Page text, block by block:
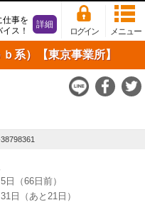
メニュー
ログイン
仕事を
ス！
詳細
系）【東京事業所】
日（66日前）
31日（あと21日）